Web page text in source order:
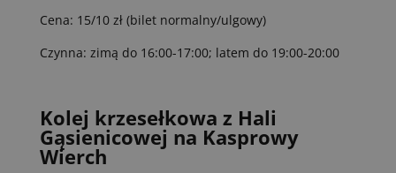
Cena: 15/10 zł (bilet normalny/ulgowy)
Czynna: zimą do 16:00-17:00; latem do 19:00-20:00
Kolej krzesełkowa z Hali
Gąsienicowej na Kasprowy
Wierch